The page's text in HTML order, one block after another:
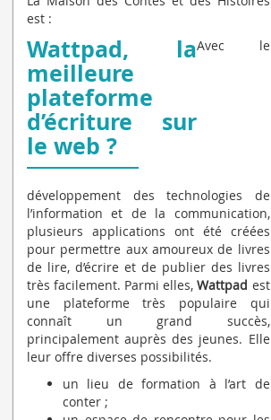
est :
Wattpad, la
meilleure
plateforme
d’écriture sur
le web ?
Avec le
développement des technologies de
l’information et de la communication,
plusieurs applications ont été créées
pour permettre aux amoureux de livres
de lire, d’écrire et de publier des livres
très facilement. Parmi elles,Wattpad est
une plateforme très populaire qui
connaît un grand succès,
principalement auprès des jeunes. Elle
leur offre diverses possibilités.
un lieu de formation à l’art de
conter ;